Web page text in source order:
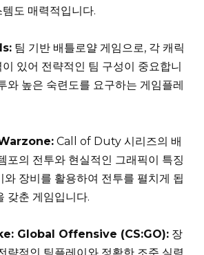
도 매력적입니다.
팀 기반 배틀로얄 게임으로, 각 캐릭
있어 전략적인 팀 구성이 중요합니
와 높은 숙련도를 요구하는 게임플레
Call of Duty 시리즈의 배
포의 전투와 현실적인 그래픽이 특징
와 장비를 활용하여 전투를 펼치게 됩
갖춘 게임입니다.
Global Offensive (CS:GO): 장